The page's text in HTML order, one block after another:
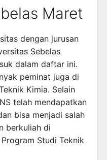
Maret
dengan jurusan
Sebelas
dalam daftar ini.
peminat juga di
Kimia. Selain
telah mendapatkan
bisa menjadi salah
berkuliah di
Studi Teknik